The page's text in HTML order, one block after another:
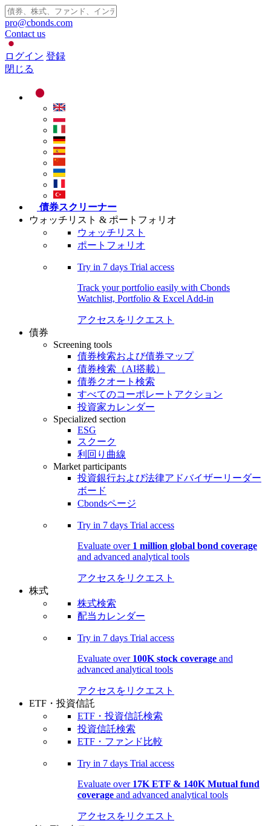
pro@cbonds.com
Contact us
ログイン 登録
閉じる
債券スクリーナー
ウォッチリスト & ポートフォリオ
ウォッチリスト
ポートフォリオ
Try in 7 days Trial access
Track your portfolio easily with Cbonds
Watchlist, Portfolio & Excel Add-in
アクセスをリクエスト
債券
Screening tools
債券検索および債券マップ
債券検索（AI搭載）
債券クオート検索
すべてのコーポレートアクション
投資家カレンダー
Specialized section
ESG
スクーク
利回り曲線
Market participants
投資銀行および法律アドバイザーリーダー
ボード
Cbondsページ
Try in 7 days Trial access
Evaluate over 1 million global bond coverage
and advanced analytical tools
アクセスをリクエスト
株式
株式検索
配当カレンダー
Try in 7 days Trial access
Evaluate over 100K stock coverage and
advanced analytical tools
アクセスをリクエスト
ETF・投資信託
ETF・投資信託検索
投資信託検索
ETF・ファンド比較
Try in 7 days Trial access
Evaluate over 17K ETF & 140K Mutual fund
coverage and advanced analytical tools
アクセスをリクエスト